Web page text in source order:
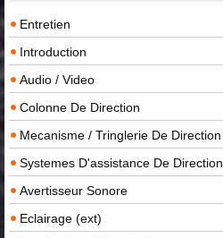
Entretien
Introduction
Audio / Video
Colonne De Direction
Mecanisme / Tringlerie De Direction
Systemes D'assistance De Direction
Avertisseur Sonore
Eclairage (ext)